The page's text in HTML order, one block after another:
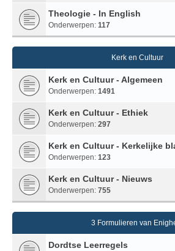
Theologie - In English
Onderwerpen: 117
Kerk en Cultuur
Kerk en Cultuur - Algemeen
Onderwerpen: 1491
Kerk en Cultuur - Ethiek
Onderwerpen: 297
Kerk en Cultuur - Kerkelijke
Onderwerpen: 123
Kerk en Cultuur - Nieuws
Onderwerpen: 755
3 Formulieren van
Dordtse Leerregels